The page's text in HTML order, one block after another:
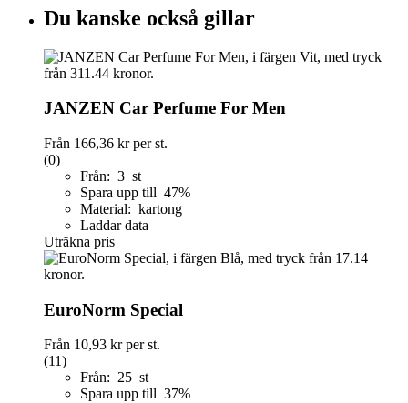
Du kanske också gillar
JANZEN Car Perfume For Men
Från 166,36 krper st.
(0)
Från: 3 st
Spara upp till 47%
Material: kartong
Laddar data
Uträkna pris
EuroNorm Special
Från 10,93 krper st.
(11)
Från: 25 st
Spara upp till 37%